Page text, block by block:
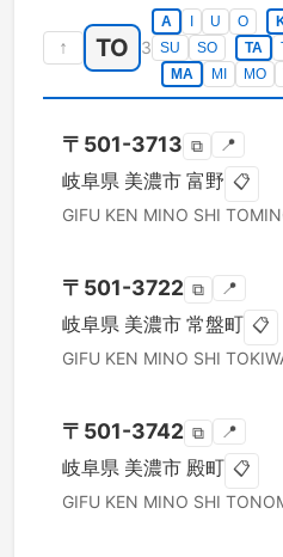
↑ TO 3
A U O
SU
SO TA
MA
MI MO
〒 501-3713 ⧉ 📍
岐阜県 美濃市 富野 📋
GIFU KEN MINO SHI
〒 501-3722 ⧉ 📍
岐阜県 美濃市 常盤町 📋
GIFU KEN MINO SHI
〒 501-3742 ⧉ 📍
岐阜県 美濃市 殿町 📋
GIFU KEN MINO SHI